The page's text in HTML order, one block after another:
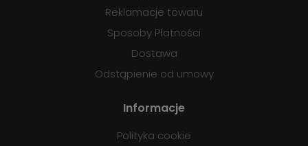
Reklamacje towaru
Sposoby Płatności
Dostawa
Odstąpienie od umowy
Informacje
Polityka cookie